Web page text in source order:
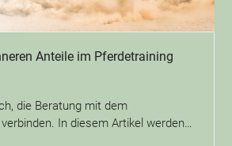
Anteile im Pferdetraining
die Beratung mit dem
In diesem Artikel werden…